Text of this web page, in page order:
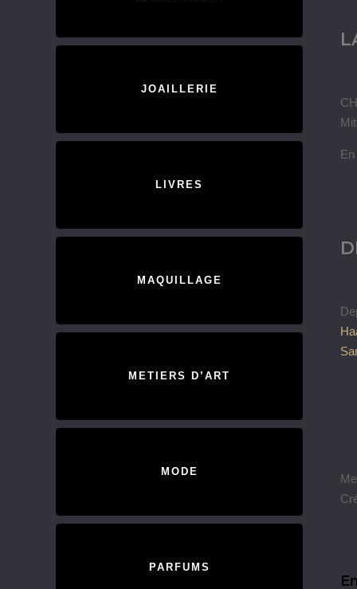
JOAILLERIE
LIVRES
MAQUILLAGE
METIERS D’ART
MODE
PARFUMS